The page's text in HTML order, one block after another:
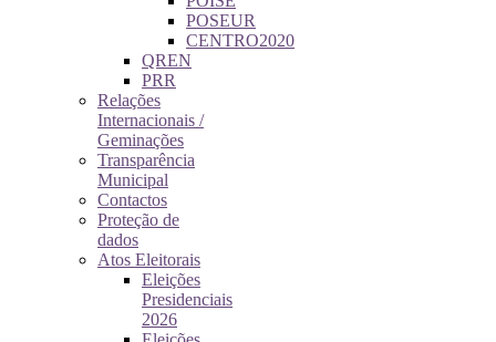
POSEUR
CENTRO2020
QREN
PRR
Relações
Internacionais /
Geminações
Transparência
Municipal
Contactos
Proteção de
dados
Atos Eleitorais
Eleições
Presidenciais
2026